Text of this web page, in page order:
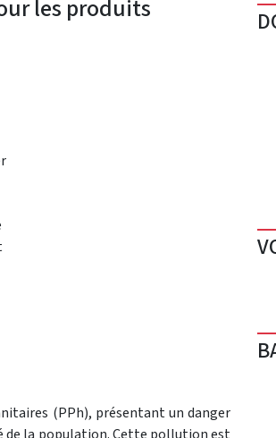
les produits
(PPh), présentant un danger
de la population. Cette pollution est